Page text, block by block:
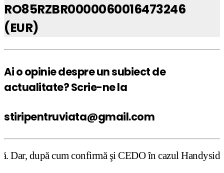
RO85RZBR0000060016473246
(EUR)
Ai o opinie despre un subiect de
actualitate? Scrie-ne la
stiripentruviata@gmail.com
confirmă şi CEDO în cazul Handyside vs. UK